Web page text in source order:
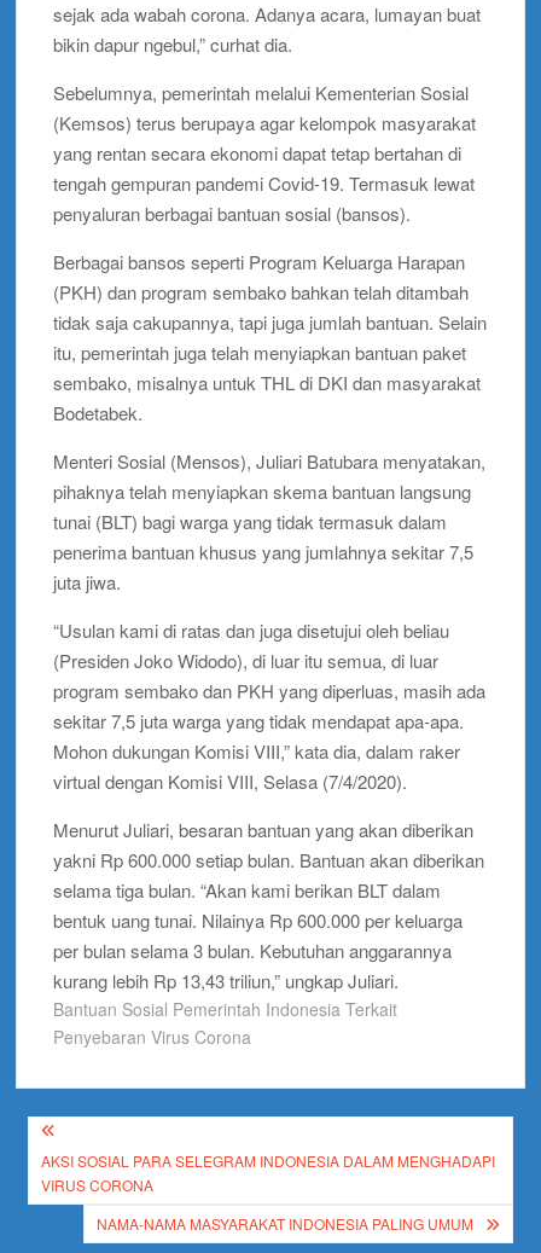
sejak ada wabah corona. Adanya acara, lumayan buat
bikin dapur ngebul,” curhat dia.
Sebelumnya, pemerintah melalui Kementerian Sosial
(Kemsos) terus berupaya agar kelompok masyarakat
yang rentan secara ekonomi dapat tetap bertahan di
tengah gempuran pandemi Covid-19. Termasuk lewat
penyaluran berbagai bantuan sosial (bansos).
Berbagai bansos seperti Program Keluarga Harapan
(PKH) dan program sembako bahkan telah ditambah
tidak saja cakupannya, tapi juga jumlah bantuan. Selain
itu, pemerintah juga telah menyiapkan bantuan paket
sembako, misalnya untuk THL di DKI dan masyarakat
Bodetabek.
Menteri Sosial (Mensos), Juliari Batubara menyatakan,
pihaknya telah menyiapkan skema bantuan langsung
tunai (BLT) bagi warga yang tidak termasuk dalam
penerima bantuan khusus yang jumlahnya sekitar 7,5
juta jiwa.
“Usulan kami di ratas dan juga disetujui oleh beliau
(Presiden Joko Widodo), di luar itu semua, di luar
program sembako dan PKH yang diperluas, masih ada
sekitar 7,5 juta warga yang tidak mendapat apa-apa.
Mohon dukungan Komisi VIII,” kata dia, dalam raker
virtual dengan Komisi VIII, Selasa (7/4/2020).
Menurut Juliari, besaran bantuan yang akan diberikan
yakni Rp 600.000 setiap bulan. Bantuan akan diberikan
selama tiga bulan. “Akan kami berikan BLT dalam
bentuk uang tunai. Nilainya Rp 600.000 per keluarga
per bulan selama 3 bulan. Kebutuhan anggarannya
kurang lebih Rp 13,43 triliun,” ungkap Juliari.
Bantuan Sosial Pemerintah Indonesia Terkait
Penyebaran Virus Corona
Post
navigation
AKSI SOSIAL PARA SELEGRAM INDONESIA DALAM MENGHADAPI
VIRUS CORONA
NAMA-NAMA MASYARAKAT INDONESIA PALING UMUM